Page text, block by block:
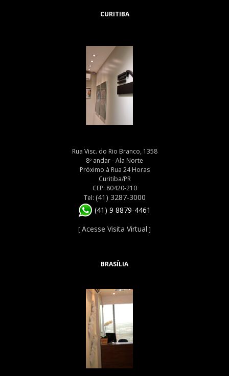
CURITIBA
Rua Visc. do Rio Branco, 1358
8º andar - Ala Norte
Próximo à Rua 24 Horas
Curitiba/PR
CEP: 80420-210
Tel: (41) 3287-3000
(41) 9 8879-4461
[Acesse Visita Virtual ]
BRASÍLIA